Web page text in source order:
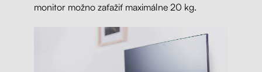
monitor možno zaťažiť maximálne 20 kg.